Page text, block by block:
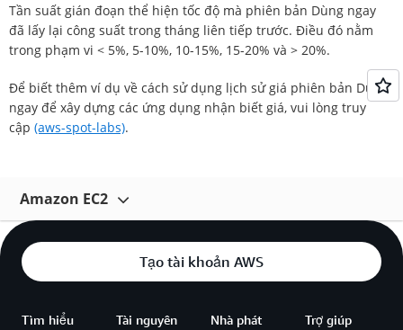
Tần suất gián đoạn thể hiện tốc độ mà phiên bản Dùng ngay
đã lấy lại công suất trong tháng liên tiếp trước. Điều đó nằm
trong phạm vi < 5%, 5-10%, 10-15%, 15-20% và > 20%.
Để biết thêm ví dụ về cách sử dụng lịch sử giá phiên bản Dùng
ngay để xây dựng các ứng dụng nhận biết giá, vui lòng truy
cập (aws-spot-labs).
Amazon EC2
Tổng quan
Tạo tài khoản AWS
Tìm hiểu Tài nguyên
Nhà phát
Trợ giúp